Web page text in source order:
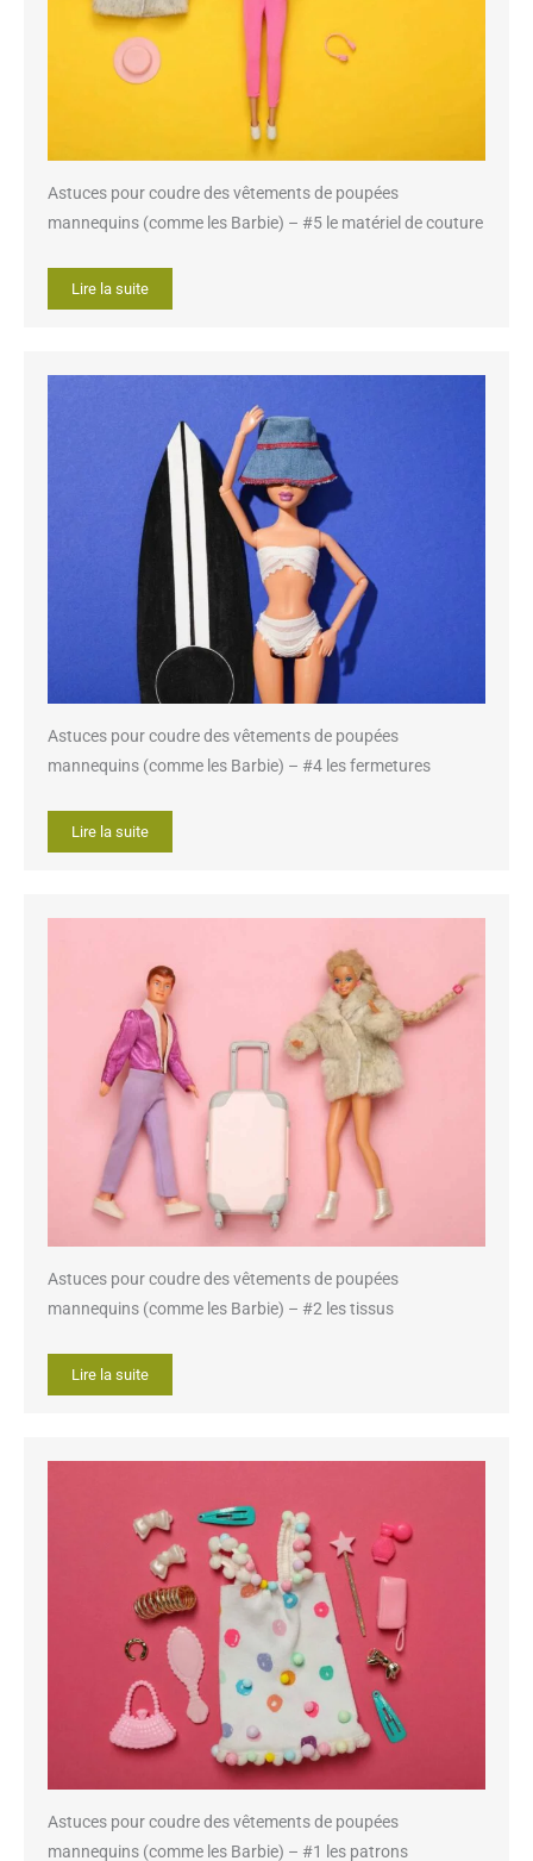
Astuces pour coudre des vêtements de poupées
mannequins (comme les Barbie) – #5 le matériel de couture
Lire la suite
Astuces pour coudre des vêtements de poupées
mannequins (comme les Barbie) – #4 les fermetures
Lire la suite
Astuces pour coudre des vêtements de poupées
mannequins (comme les Barbie) – #2 les tissus
Lire la suite
Astuces pour coudre des vêtements de poupées
mannequins (comme les Barbie) – #1 les patrons